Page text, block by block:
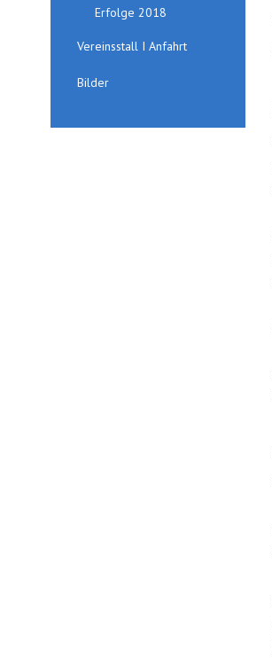
Erfolge 2018
Vereinsstall I Anfahrt
Bilder